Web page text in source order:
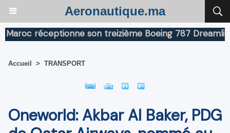
Aeronautique.ma
réceptionne son treizième Boeing 787 Dreamliner
Accueil > TRANSPORT
Oneworld: Akbar Al Baker, PDG